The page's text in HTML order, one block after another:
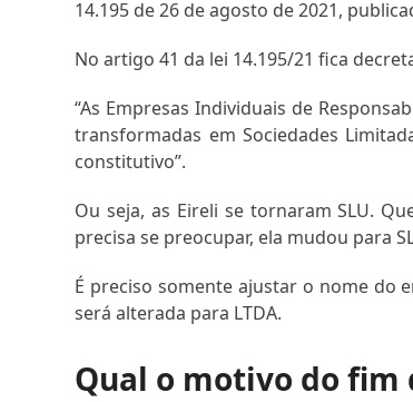
14.195 de 26 de agosto de 2021,
No artigo 41 da lei 14.195/21 fica
“As Empresas Individuais de
transformadas em Sociedades
constitutivo”.
Ou seja, as Eireli se tornaram SLU.
precisa se preocupar, ela mudou para
É preciso somente ajustar o nome do
será alterada para LTDA.
Qual o motivo do fim